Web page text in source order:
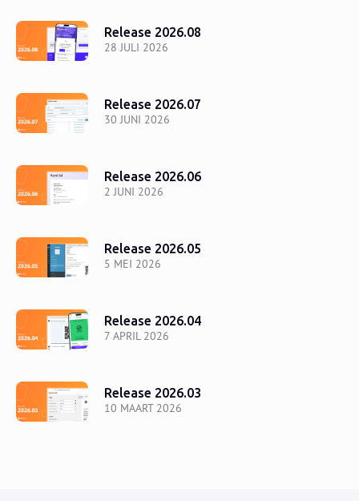
28 JULI 2026
Release 2026.08
30 JUNI 2026
Release 2026.07
2 JUNI 2026
Release 2026.06
5 MEI 2026
Release 2026.05
7 APRIL 2026
Release 2026.04
10 MAART 2026
Release 2026.03